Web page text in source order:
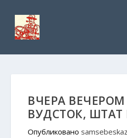
ВЧЕРА
ВУДСТОК,
Опубликовано